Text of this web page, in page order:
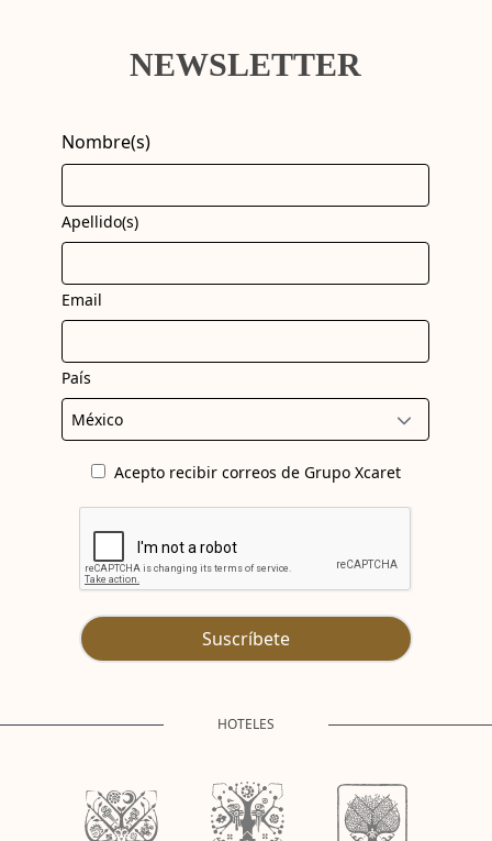
NEWSLETTER
Nombre(s)
Apellido(s)
Email
País
Acepto recibir correos de Grupo Xcaret
Suscríbete
HOTELES